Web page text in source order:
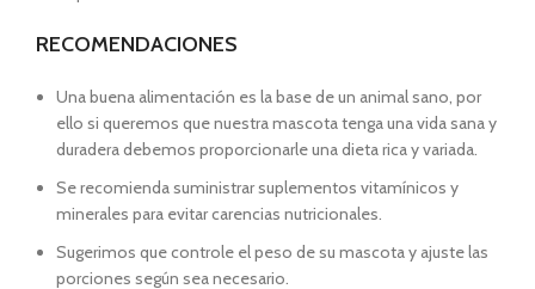
RECOMENDACIONES
Una buena alimentación es la base de un animal sano, por
ello si queremos que nuestra mascota tenga una vida sana y
duradera debemos proporcionarle una dieta rica y variada.
Se recomienda suministrar suplementos vitamínicos y
minerales para evitar carencias nutricionales.
Sugerimos que controle el peso de su mascota y ajuste las
porciones según sea necesario.